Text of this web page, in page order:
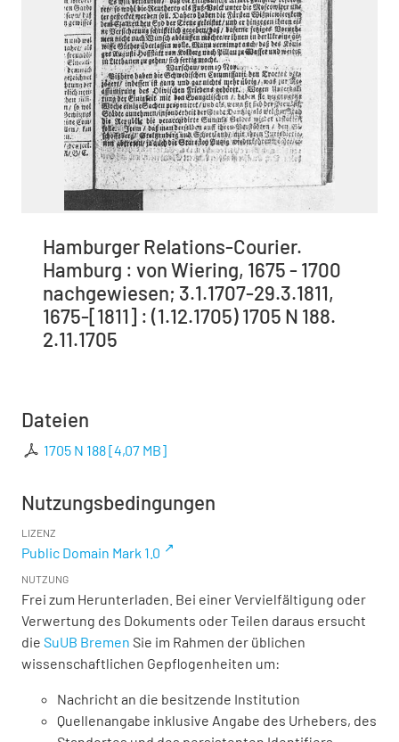
Hamburger Relations-Courier.
Hamburg : von Wiering, 1675 - 1700
nachgewiesen; 3.1.1707-29.3.1811,
1675-[1811] : (1.12.1705) 1705 N 188.
2.11.1705
Dateien
1705 N 188[4,07 MB]
Nutzungsbedingungen
LIZENZ
Public Domain Mark 1.0
NUTZUNG
Frei zum Herunterladen. Bei einer Vervielfältigung oder
Verwertung des Dokuments oder Teilen daraus ersucht
die SuUB Bremen Sie im Rahmen der üblichen
wissenschaftlichen Gepflogenheiten um:
Nachricht an die besitzende Institution
Quellenangabe inklusive Angabe des Urhebers, des